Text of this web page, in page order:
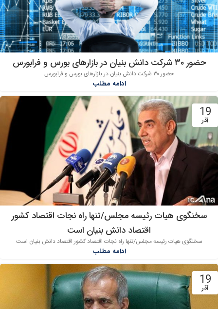
حضور ۳۰ شرکت دانش بنیان در بازارهای بورس و فرابورس
حضور ۳۰ شرکت دانش بنیان در بازارهای بورس و فرابورس
ادامه مطلب
19
آذر
سخنگوی هیات رئیسه مجلس/تنها راه نجات اقتصاد کشور
اقتصاد دانش بنیان است
سخنگوی هیات رئیسه مجلس/تنها راه نجات اقتصاد کشور اقتصاد دانش بنیان است
ادامه مطلب
19
آذر